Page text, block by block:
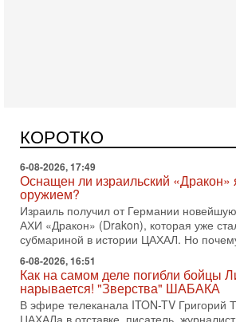
КОРОТКО
6-08-2026, 17:49
Оснащен ли израильский «Дракон»
оружием?
Израиль получил от Германии новейшую
АХИ «Дракон» (Drakon), которая уже
субмариной в истории ЦАХАЛ. Но
6-08-2026, 16:51
Как на самом деле погибли бойцы
нарывается! "Зверства" ШАБАКА
В эфире телеканала ITON-TV Григорий
ЦАХАЛа в отставке, писатель,
Ведет программу Александр Гур-Арье.